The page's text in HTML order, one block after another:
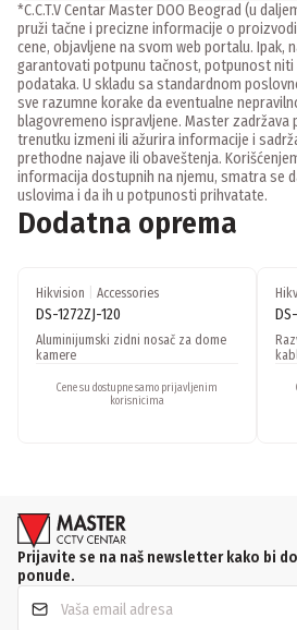
*C.C.T.V Centar Master DOO Beograd (u
pruži tačne i precizne informacije o
cene, objavljene na svom web portalu. Ipak,
garantovati potpunu tačnost, potpunost niti
podataka. U skladu sa standardnom
sve razumne korake da eventualne
blagovremeno ispravljene. Master zadržava
trenutku izmeni ili ažurira informacije i
prethodne najave ili obaveštenja.
informacija dostupnih na njemu, smatra se
uslovima i da ih u potpunosti prihvatate.
Dodatna oprema
Hikvision Accessories
DS-1272ZJ-120
Aluminijumski zidni nosač za dome
kamere
Cene su dostupne samo prijavljenim
korisnicima
Prijavite se na naš newsletter kako bi
ponude.